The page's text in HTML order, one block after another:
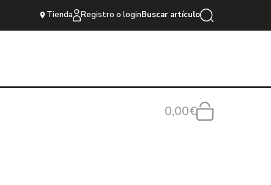
Tienda Registro o loginBuscar artículo
0,00€